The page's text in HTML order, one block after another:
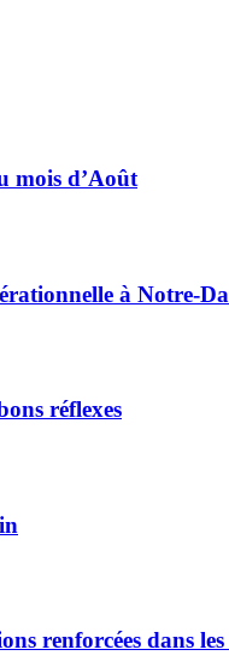
mois d’Août
à Notre-
réflexes
renforcées dans